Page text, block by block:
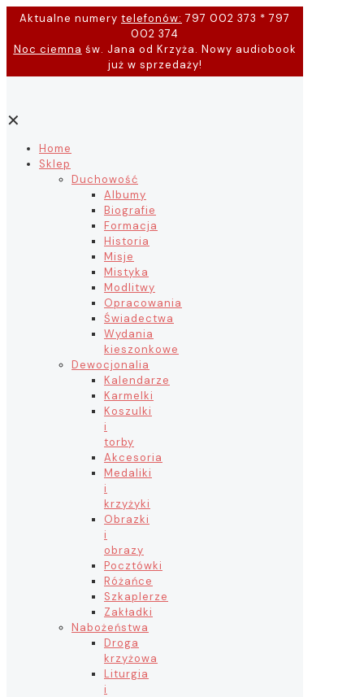
Aktualne numery telefonów: 797 002 373 * 797
002 374
Noc ciemna św. Jana od Krzyża. Nowy audiobook
już w sprzedaży!
✕
Home
Sklep
Duchowość
Albumy
Biografie
Formacja
Historia
Misje
Mistyka
Modlitwy
Opracowania
Świadectwa
Wydania
kieszonkowe
Dewocjonalia
Kalendarze
Karmelki
Koszulki
i
torby
Akcesoria
Medaliki
i
krzyżyki
Obrazki
i
obrazy
Pocztówki
Różańce
Szkaplerze
Zakładki
Nabożeństwa
Droga
krzyżowa
Liturgia
i